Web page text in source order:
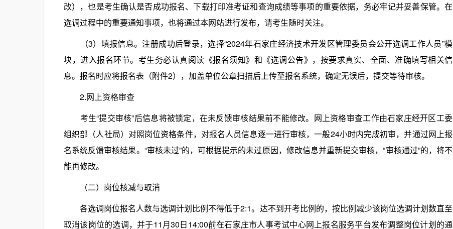
改），也是考生确认是否成功报名、下载打印准考证和查询成绩等事项的重要依据，务必牢记并妥善保管。在
选调过程中的重要通知事项，也将通过本网站进行发布，请考生随时关注。
（3）填报信息。注册成功后登录，选择“2024年石家庄经济技术开发区管理委员会公开选调工作人员”模
块，进入报名环节。考生务必认真阅读《报名须知》和《选调公告》，按要求真实、全面、准确填写相关信
息。报名时应将报名表（附件2），加盖单位公章扫描后上传至报名系统，确定无误后，提交等待审核。
2.网上资格审查
考生“提交审核”后信息将被锁定，在未反馈审核结果前不能修改。网上资格审查工作由石家庄经开区工委
组织部（人社局）对照岗位资格条件，对报名人员信息逐一进行审核，一般24小时内完成初审，并通过网上报
名系统反馈审核结果。“审核未过”的，可根据提示的未过原因，修改信息并重新提交审核，“审核通过”的，将不
能再修改。
（二）岗位核减与取消
各选调岗位报名人数与选调计划比例不得低于2:1。达不到开考比例的，按比例减少该岗位选调计划数直至
取消该岗位的选调，并于11月30日14:00前在石家庄市人事考试中心网上报名服务平台发布调整岗位计划的通